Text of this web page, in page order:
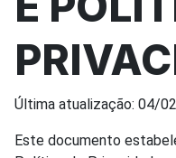
Última atualização: 04/
Este documento